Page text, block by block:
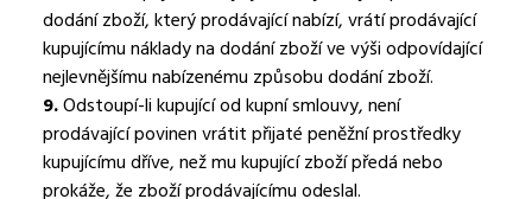
dodání zboží, který prodávající nabízí, vrátí prodávající
kupujícímu náklady na dodání zboží ve výši odpovídající
nejlevnějšímu nabízenému způsobu dodání zboží.
9.Odstoupí-li kupující od kupní smlouvy, není
prodávající povinen vrátit přijaté peněžní prostředky
kupujícímu dříve, než mu kupující zboží předá nebo
prokáže, že zboží prodávajícímu odeslal.